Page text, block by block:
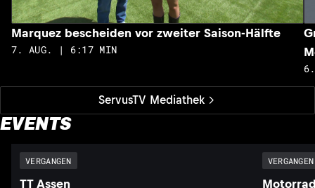
ServusTV Mediathek
Marquez bescheiden vor zweiter Saison-Hälfte
7. AUG. | 6:17 MIN
EVENTS
VERGANGEN
TT Assen
VERGANGEN